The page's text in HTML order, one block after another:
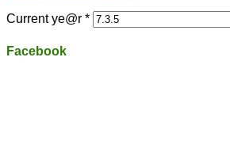
Current ye@r *
Facebook